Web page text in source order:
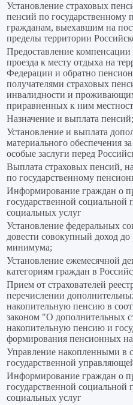
Установление страховых
пенсий по
гражданам, выехавшим на
пределы территории
Предоставление компенсации
проезда к месту отдыха на
Федерации и обратно
получателями страховых
инвалидности и
приравненных к ним
Назначение и выплата пенсий;
Установление и выплата
материального обеспечения
особые заслуги перед
Выплата страховых пенсий,
по государственному
Информирование граждан о
государственной
социальных услуг
Установление федеральных
довести совокупный доход
минимума;
Установление ежемесячной
категориям граждан в
Прием от страхователей
перечислении
накопительную пенсию в
законом "О дополнительных
накопительную пенсию и
формирования пенсионных
Управление накопленными в
государственной
Информирование граждан о
государственной
социальных услуг